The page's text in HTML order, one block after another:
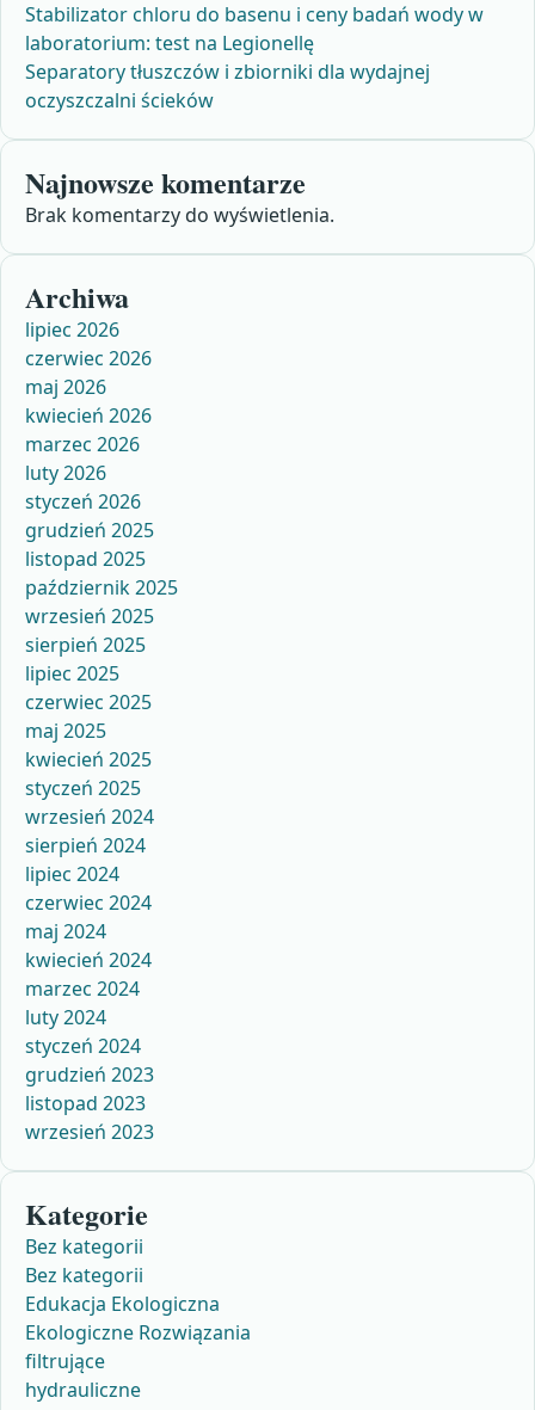
Stabilizator chloru do basenu i ceny badań wody w
laboratorium: test na Legionellę
Separatory tłuszczów i zbiorniki dla wydajnej
oczyszczalni ścieków
Najnowsze komentarze
Brak komentarzy do wyświetlenia.
Archiwa
lipiec 2026
czerwiec 2026
maj 2026
kwiecień 2026
marzec 2026
luty 2026
styczeń 2026
grudzień 2025
listopad 2025
październik 2025
wrzesień 2025
sierpień 2025
lipiec 2025
czerwiec 2025
maj 2025
kwiecień 2025
styczeń 2025
wrzesień 2024
sierpień 2024
lipiec 2024
czerwiec 2024
maj 2024
kwiecień 2024
marzec 2024
luty 2024
styczeń 2024
grudzień 2023
listopad 2023
wrzesień 2023
Kategorie
Bez kategorii
Bez kategorii
Edukacja Ekologiczna
Ekologiczne Rozwiązania
filtrujące
hydrauliczne